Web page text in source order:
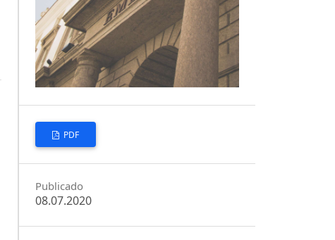
PDF
Publicado
08.07.2020